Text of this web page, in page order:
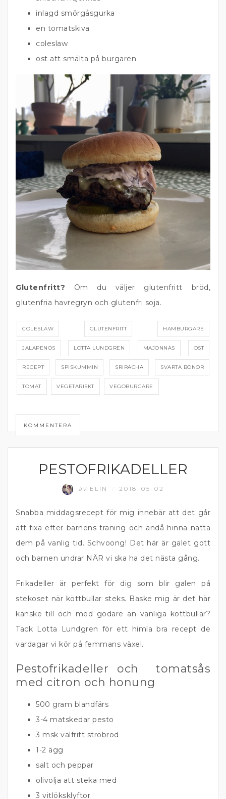
inlagd smörgåsgurka
en tomatskiva
coleslaw
ost att smälta på burgaren
Glutenfritt? Om du väljer glutenfritt bröd,
glutenfria havregryn och glutenfri soja.
COLESLAW GLUTENFRITT HAMBURGARE
JALAPENOS LOTTA LUNDGREN MAJONNÄS OST
RECEPT SPISKUMMIN SRIRACHA SVARTA BÖNOR
TOMAT VEGETARISKT VEGOBURGARE
KOMMENTERA
FÄRSPESTOFRIKADELLER
av ELIN 2018-05-02
Snabba middagsrecept för mig innebär att det går
att fixa efter barnens träning och ändå hinna natta
dem på vanlig tid. Schvoong! Det här är galet gott
och barnen undrar NÄR vi ska ha det nästa gång.
Frikadeller är perfekt för dig som blir galen på
stekoset när köttbullar steks. Baske mig är det här
kanske till och med godare än vanliga köttbullar?
Tack Lotta Lundgren för ett himla bra recept de
vardagar vi kör på femmans växel.
Pestofrikadeller och tomatsås
med citron och honung
500 gram blandfärs
3-4 matskedar pesto
3 msk valfritt ströbröd
1-2 ägg
salt och peppar
olivolja att steka med
3 vitlöksklyftor